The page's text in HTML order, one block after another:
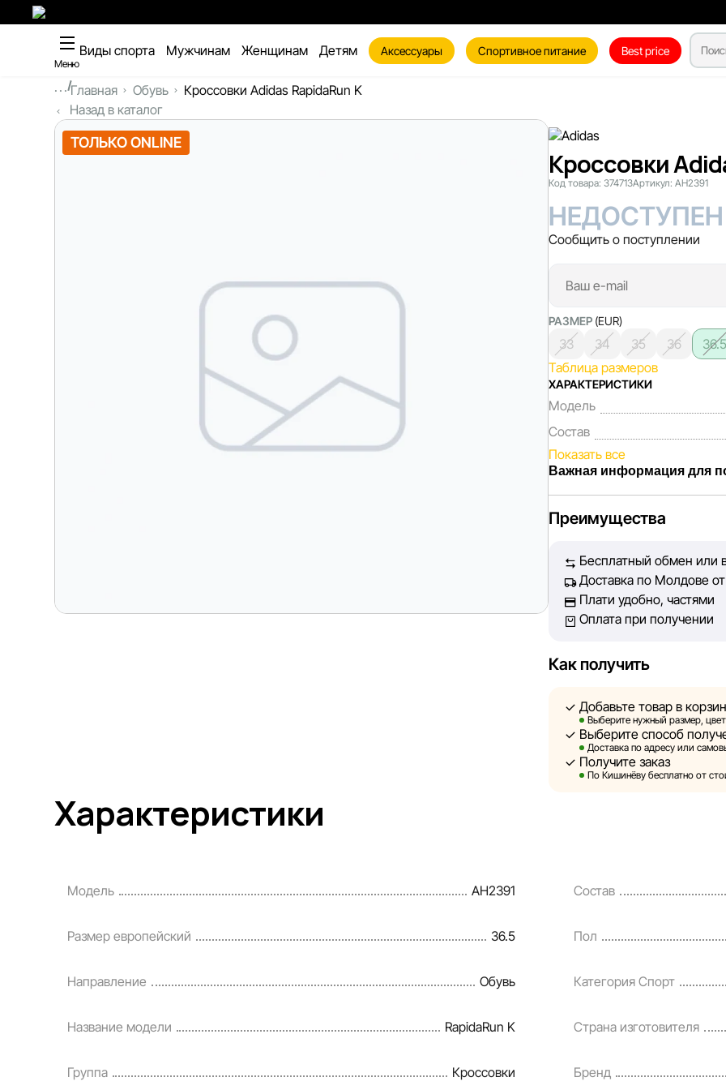
Меню
Виды спорта Мужчинам Женщинам Детям Аксессуары Спортивное питание Best price
...Главная Обувь
Кроссовки Adidas RapidaRun K
Назад в каталог
ТОЛЬКО ONLINE
Кроссовки
Код товара: 374713Артикул: AH2391
НЕДОСТУПЕН
Сообщить о поступлении
РАЗМЕР (EUR)
33 34 35 36 36.5
Таблица размеров
ХАРАКТЕРИСТИКИ
Модель
Состав
Показать все
Важная информация для
Каждый день мы работаем
Наша цель — обеспечить
принять лучшее решение о
Однако, несмотря на
технических ошибок или
быть размещены на нашем
Sportlandia оставляет за
предварительного
и потребительские
порядке и без
Наша команда регулярно
Преимущества
Бесплатный обмен или
Доставка по Молдове от
Плати удобно, частями
Оплата при получении
Как получить
Добавьте товар в
Выберите нужный размер,
Выберите способ
Доставка по адресу или
Получите заказ
По Кишинёву бесплатно от
Характеристики
Модель AH2391 Состав
Размер европейский 36.5 Пол
Направление Обувь Категория Спорт
Название модели RapidaRun K Страна изготовителя
Группа Кроссовки Бренд